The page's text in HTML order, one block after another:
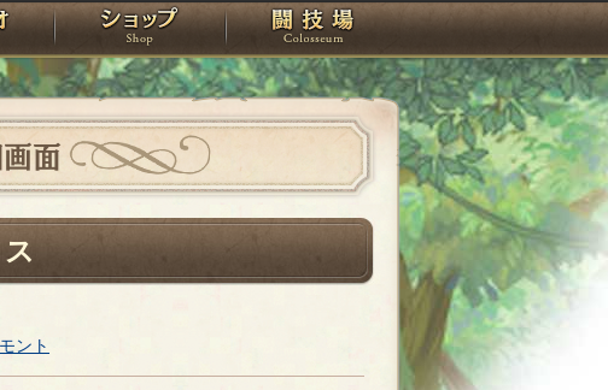
スタジオ ショップ 闘技場
面
ント